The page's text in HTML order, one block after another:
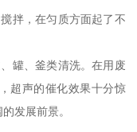
拌，在匀质方面起了不
罐、釜类清洗。在用废
超声的催化效果十分惊
发展前景。